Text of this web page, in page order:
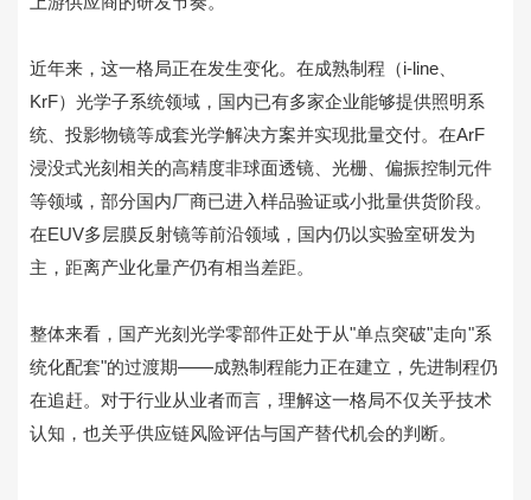
近年来，这一格局正在发生变化。在成熟制程（i-line、
KrF）光学子系统领域，国内已有多家企业能够提供照明系
统、投影物镜等成套光学解决方案并实现批量交付。在ArF
浸没式光刻相关的高精度非球面透镜、光栅、偏振控制元件
等领域，部分国内厂商已进入样品验证或小批量供货阶段。
在EUV多层膜反射镜等前沿领域，国内仍以实验室研发为
主，距离产业化量产仍有相当差距。
整体来看，国产光刻光学零部件正处于从"单点突破"走向"系
统化配套"的过渡期——成熟制程能力正在建立，先进制程仍
在追赶。对于行业从业者而言，理解这一格局不仅关乎技术
认知，也关乎供应链风险评估与国产替代机会的判断。